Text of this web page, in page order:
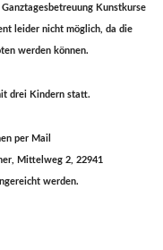
Kunstkurse
leider nicht möglich, da die
werden können.
drei Kindern statt.
per Mail
Mittelweg 2, 22941
werden.